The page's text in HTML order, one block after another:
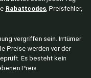
Rabattcodes, Preisfehler,
vergriffen sein. Irrtümer
Preise werden vor der
Es besteht kein
Preis.